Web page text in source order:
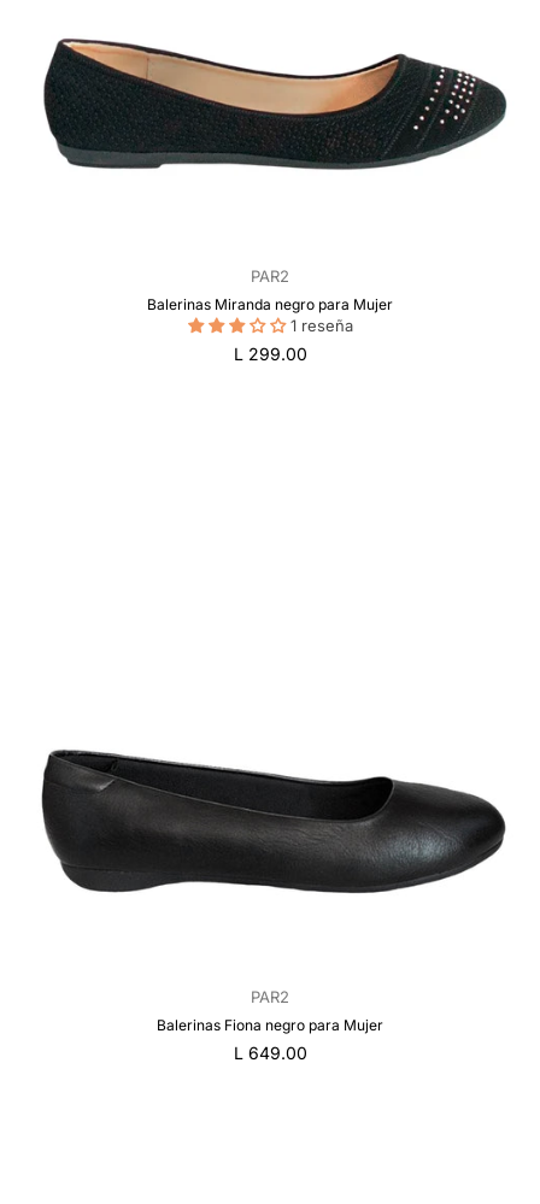
PAR2
Balerinas Miranda negro para Mujer
1 reseña
Precio
L 299.00
PAR2
Balerinas Fiona negro para Mujer
Precio
L 649.00